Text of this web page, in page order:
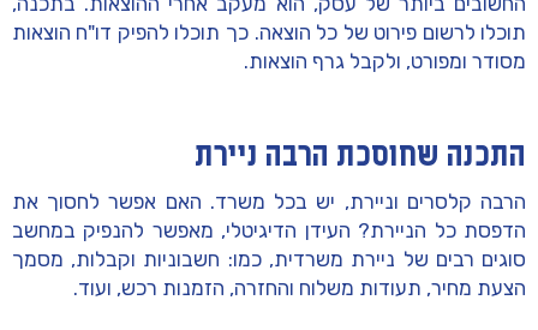
תוכלו לרשום פירוט של כל הוצאה. כך תוכלו להפיק דו"ח הוצאות
מסודר ומפורט, ולקבל גרף הוצאות.
התכנה שחוסכת הרבה ניירת
הרבה קלסרים וניירת, יש בכל משרד. האם אפשר לחסוך את
הדפסת כל הניירת? העידן הדיגיטלי, מאפשר להנפיק במחשב
סוגים רבים של ניירת משרדית, כמו: חשבוניות וקבלות, מסמך
הצעת מחיר, תעודות משלוח והחזרה, הזמנות רכש, ועוד.